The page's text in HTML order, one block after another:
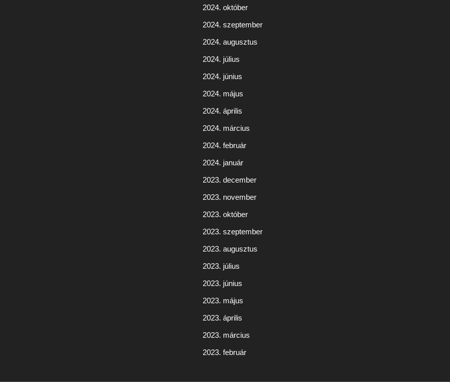
2024. október
2024. szeptember
2024. augusztus
2024. július
2024. június
2024. május
2024. április
2024. március
2024. február
2024. január
2023. december
2023. november
2023. október
2023. szeptember
2023. augusztus
2023. július
2023. június
2023. május
2023. április
2023. március
2023. február